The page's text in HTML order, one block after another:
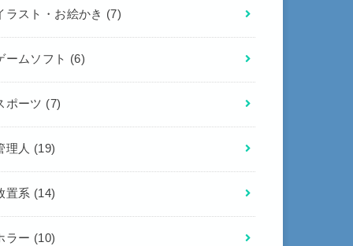
ラスト・お絵かき (7)
ームソフト (6)
ポーツ (7)
理人 (19)
置系 (14)
ラー (10)